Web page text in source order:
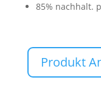
85% nachhalt.
Produkt